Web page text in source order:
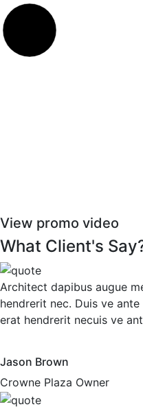
View promo video
What Client's
Architect dapibus augue
hendrerit nec. Duis ve
erat hendrerit necuis ve
Jason Brown
Crowne Plaza Owner